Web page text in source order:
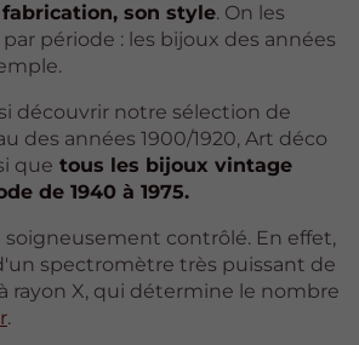
son style. On les
période : les bijoux des années
découvrir notre sélection de
des années 1900/1920, Art déco
que tous les bijoux vintage
de 1940 à 1975.
soigneusement contrôlé. En effet,
spectromètre très puissant de
rayon X, qui détermine le nombre
.